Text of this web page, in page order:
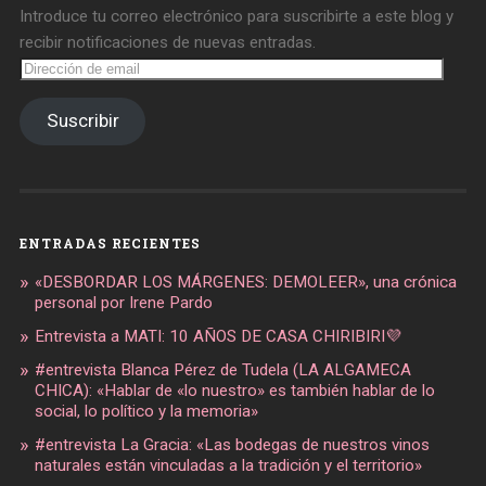
Introduce tu correo electrónico para suscribirte a este blog y
recibir notificaciones de nuevas entradas.
Dirección
de
Suscribir
ENTRADAS RECIENTES
«DESBORDAR LOS MÁRGENES: DEMOLEER», una crónica
personal por Irene Pardo
Entrevista a MATI: 10 AÑOS DE CASA CHIRIBIRI💜
#entrevista Blanca Pérez de Tudela (LA ALGAMECA
CHICA): «Hablar de «lo nuestro» es también hablar de lo
social, lo político y la memoria»
#entrevista La Gracia: «Las bodegas de nuestros vinos
naturales están vinculadas a la tradición y el territorio»